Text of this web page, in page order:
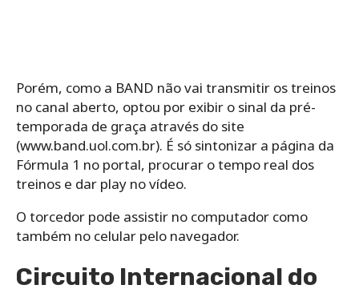
Porém, como a BAND não vai transmitir os treinos
no canal aberto, optou por exibir o sinal da pré-
temporada de graça através do site
(www.band.uol.com.br). É só sintonizar a página da
Fórmula 1 no portal, procurar o tempo real dos
treinos e dar play no vídeo.
O torcedor pode assistir no computador como
também no celular pelo navegador.
Circuito Internacional do